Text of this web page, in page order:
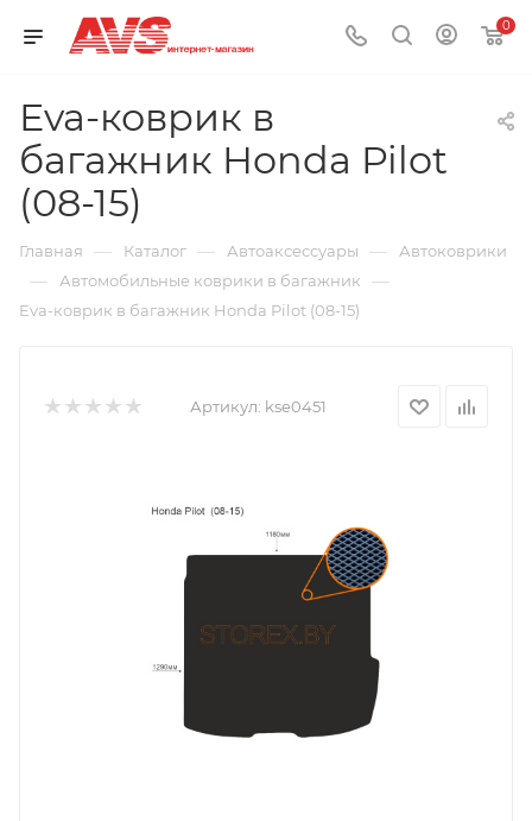
0
Eva-коврик в
багажник Honda Pilot
(08-15)
Главная — Каталог — Автоаксессуары — Автоковрики
— Автомобильные коврики в багажник —
Eva-коврик в багажник Honda Pilot (08-15)
Артикул: kse0451